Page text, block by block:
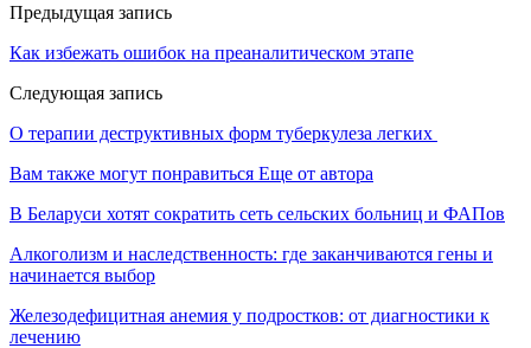
Предыдущая запись
Как избежать ошибок на преаналитическом этапе
Следующая запись
О терапии деструктивных форм туберкулеза легких
Вам также могут понравиться Еще от автора
В Беларуси хотят сократить сеть сельских больниц и ФАПов
Алкоголизм и наследственность: где заканчиваются гены и
начинается выбор
Железодефицитная анемия у подростков: от диагностики к
лечению